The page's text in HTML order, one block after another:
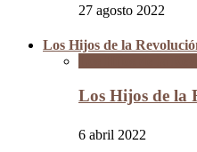
27 agosto 2022
Los Hijos de la
Los Hijos de
6 abril 2022